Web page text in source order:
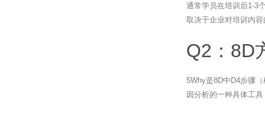
通常学员在培训后1-3
取决于企业对培训内
Q2：8D
5Why是8D中D4步骤
因分析的一种具体工